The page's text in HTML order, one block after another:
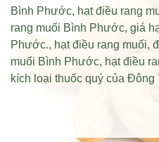
Bình Phước, hạt điều rang
rang muối Bình Phước,giá
Phước., hạt điều rang muối,
muối Bình Phước, hạt điều
kích loại thuốc quý của Đông